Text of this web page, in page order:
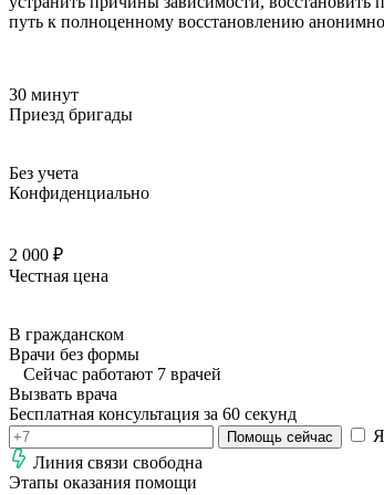
путь к полноценному восстановлению
30 минут
Приезд бригады
Без учета
Конфиденциально
2 000 ₽
Честная цена
В гражданском
Врачи без формы
Сейчас работают 7 врачей
Вызвать врача
Бесплатная консультация за 60 секунд
Помощь сейчас
Линия связи свободна
Этапы оказания помощи